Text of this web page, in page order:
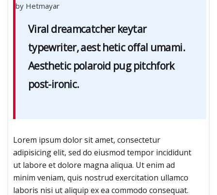
by Hetmayar
Viral dreamcatcher keytar
typewriter, aest hetic offal umami.
Aesthetic polaroid pug pitchfork
post-ironic.
Lorem ipsum dolor sit amet, consectetur
adipisicing elit, sed do eiusmod tempor incididunt
ut labore et dolore magna aliqua. Ut enim ad
minim veniam, quis nostrud exercitation ullamco
laboris nisi ut aliquip ex ea commodo consequat.